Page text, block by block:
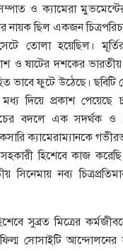
ও ক্যামেরা
নায়ক ছিল একজন
তােলা হয়েছিল।
ও ষাটের দশকের ভারতীয়
ভাবে ফুটে উঠেছে। ছবিটি
দিয়ে প্রকাশ পেয়েছে
বদলে এক সদর্থক
ক্যামেরাম্যানকে
হিশেবে কাজ
সিনেমায় নব্য
সুব্রত মিত্রের
সােসাইটি